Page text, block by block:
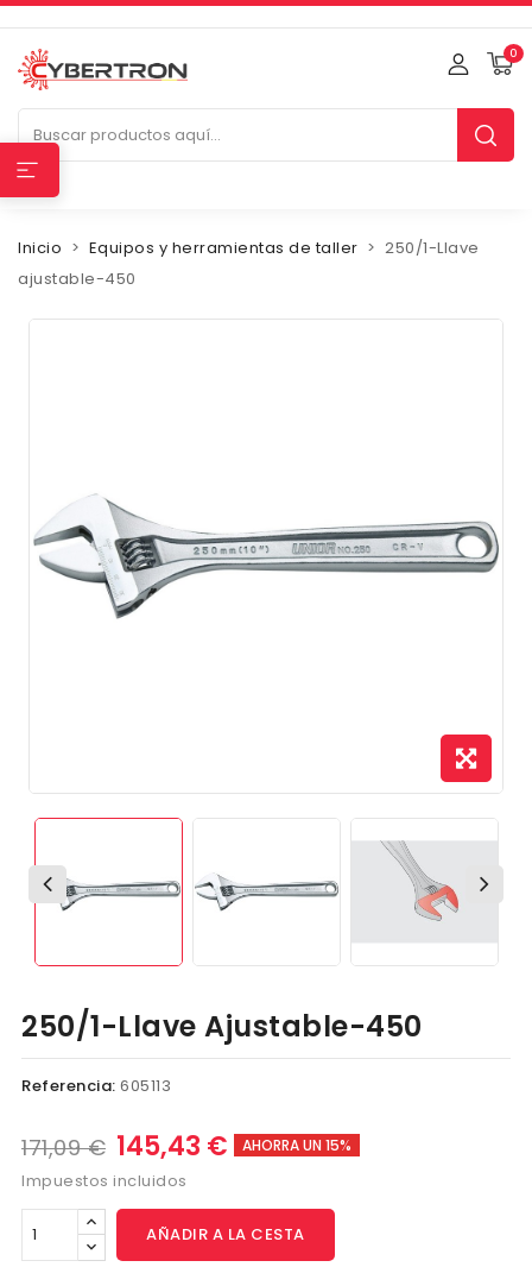
0
Inicio Equipos y herramientas de taller
250/1-Llave
ajustable-450
250/1-Llave Ajustable-450
Referencia: 605113
171,09 € 145,43 € AHORRA UN 15%
Impuestos incluidos
AÑADIR A LA CESTA